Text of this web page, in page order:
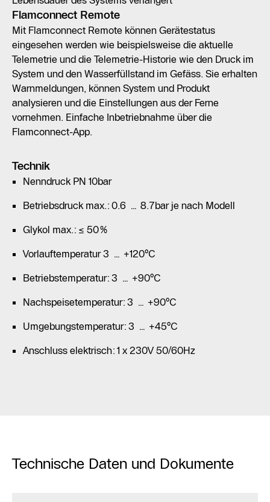
Flamconnect Remote
Mit Flamconnect Remote können Gerätestatus
eingesehen werden wie beispielsweise die aktuelle
Telemetrie und die Telemetrie-Historie wie den Druck im
System und den Wasserfüllstand im Gefäss. Sie erhalten
Warnmeldungen, können System und Produkt
analysieren und die Einstellungen aus der Ferne
vornehmen. Einfache Inbetriebnahme über die
Flamconnect-App.
Technik
Nenndruck PN 10bar
Betriebsdruck max.: 0.6 … 8.7bar je nach Modell
Glykol max.: ≤ 50%
Vorlauftemperatur 3 … +120°C
Betriebstemperatur: 3 … +90°C
Nachspeisetemperatur: 3 … +90°C
Umgebungstemperatur: 3 … +45°C
Anschluss elektrisch: 1 x 230V 50/60Hz
Technische Daten und Dokumente